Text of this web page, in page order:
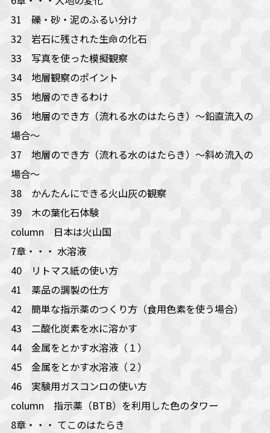
31 礫・砂・泥のふるい分け
32 岩石に残された生命の化石
33 写真を使った模擬観察
34 地層観察のポイント
35 地層のできるわけ
36 地層のでき方（流れる水のはたらき）～鉛直流入の
場合～
37 地層のでき方（流れる水のはたらき）～斜め流入の
場合～
38 かんたんにできる火山灰の観察
39 木の葉化石体験
column 日本は火山国
7章・・・ 水溶液
40 リトマス紙の使い方
41 薬品の調製の仕方
42 簡単な指示薬のつくり方（食用色素を使う場合）
43 二酸化炭素を水に溶かす
44 金属をとかす水溶液（１）
45 金属をとかす水溶液（２）
46 実験用ガスコンロの使い方
column 指示薬（BTB）を利用した色のタワー
8章・・・ てこのはたらき